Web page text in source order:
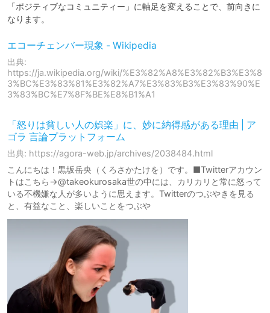
「ポジティブなコミュニティー」に軸足を変えることで、前向きに
なります。
エコーチェンバー現象 - Wikipedia
出典:
https://ja.wikipedia.org/wiki/%E3%82%A8%E3%82%B3%E3%8
3%BC%E3%83%81%E3%82%A7%E3%83%B3%E3%83%90%E
3%83%BC%E7%8F%BE%E8%B1%A1
「怒りは貧しい人の娯楽」に、妙に納得感がある理由 | ア
ゴラ 言論プラットフォーム
出典: https://agora-web.jp/archives/2038484.html
こんにちは！黒坂岳央（くろさかたけを）です。■Twitterアカウン
トはこちら→@takeokurosaka世の中には、カリカリと常に怒って
いる不機嫌な人が多いように思えます。Twitterのつぶやきを見る
と、有益なこと、楽しいことをつぶや